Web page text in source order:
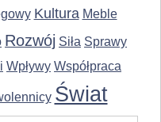
Kultura Meble
Rozwój Siła Sprawy
Wpływy Współpraca
Świat